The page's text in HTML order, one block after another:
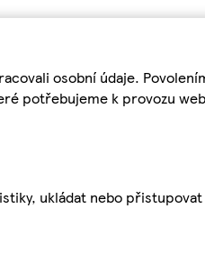
osobní údaje.
potřebujeme k provozu
ukládat nebo